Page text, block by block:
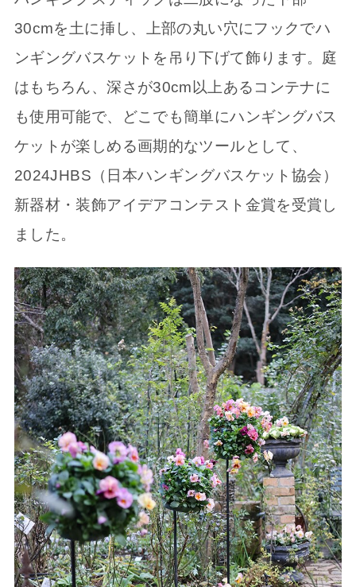
30cmを土に挿し、上部の丸い穴にフックでハ
ンギングバスケットを吊り下げて飾ります。庭
はもちろん、深さが30cm以上あるコンテナに
も使用可能で、どこでも簡単にハンギングバス
ケットが楽しめる画期的なツールとして、
2024JHBS（日本ハンギングバスケット協会）
新器材・装飾アイデアコンテスト金賞を受賞し
ました。